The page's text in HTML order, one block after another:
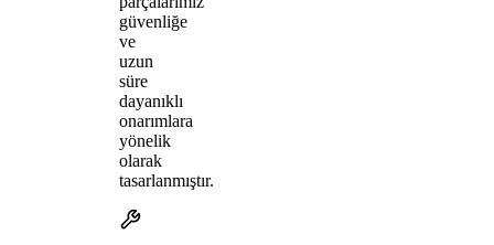
güvenliğe
ve
uzun
süre
dayanıklı
onarımlara
yönelik
olarak
tasarlanmıştır.